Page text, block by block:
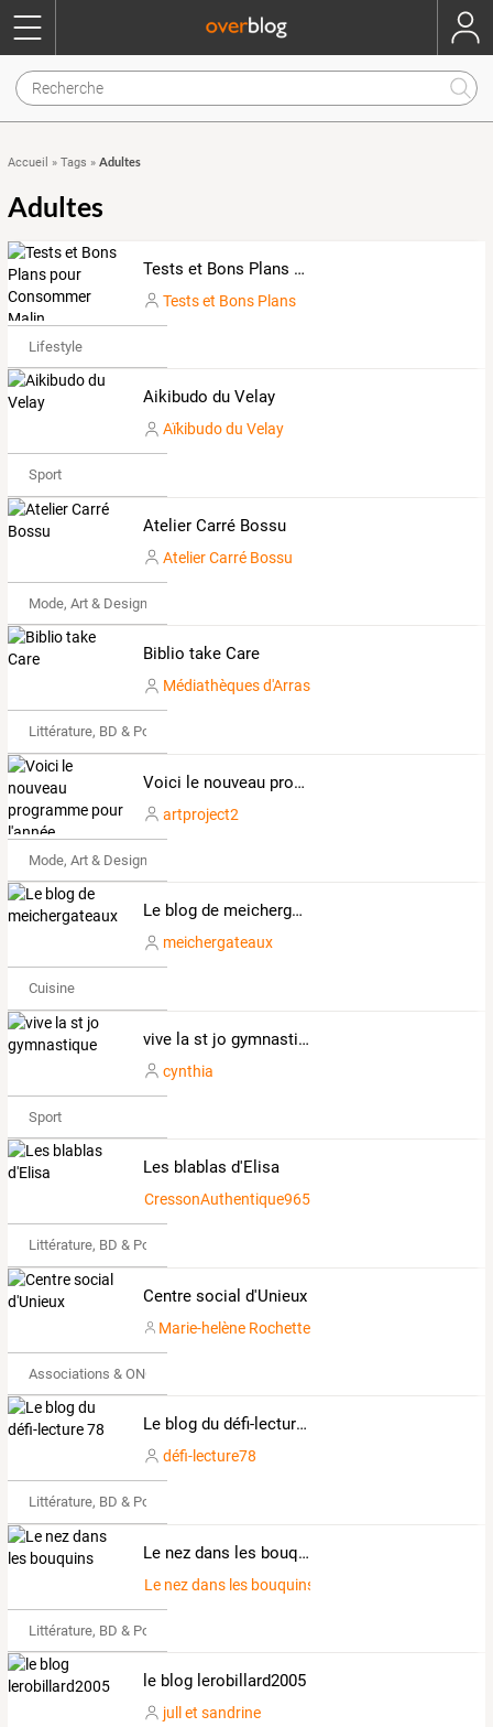
Accueil » Tags » Adultes
Adultes
Tests et Bons Plans pour Consommer Malin
Tests et Bons Plans
Lifestyle
Aikibudo du Velay
Aïkibudo du Velay
Sport
Atelier Carré Bossu
Atelier Carré Bossu
Mode, Art & Design
Biblio take Care
Médiathèques d'Arras
Littérature, BD & Poésie
Voici le nouveau programme pour l'année 2019/2020 !
artproject2
Mode, Art & Design
Le blog de meichergateaux
meichergateaux
Cuisine
vive la st jo gymnastique
cynthia
Sport
Les blablas d'Elisa
CressonAuthentique965941
Littérature, BD & Poésie
Centre social d'Unieux
Marie-helène Rochette
Associations & ONG
Le blog du défi-lecture 78
défi-lecture78
Littérature, BD & Poésie
Le nez dans les bouquins
Le nez dans les bouquins
Littérature, BD & Poésie
le blog lerobillard2005
jull et sandrine